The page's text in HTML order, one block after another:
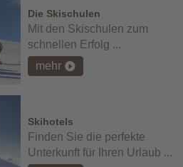
Die Skischulen
Mit den Skischulen zum
schnellen Erfolg ...
mehr
Skihotels
Finden Sie die perfekte
Unterkunft für Ihren Urlaub ...